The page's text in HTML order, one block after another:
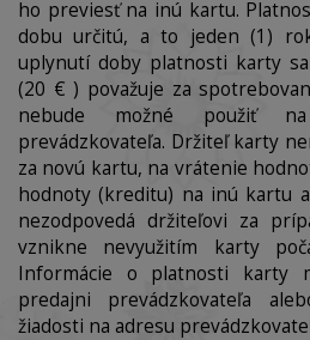
ho previesť na inú kartu.
dobu určitú, a to jeden (1)
uplynutí doby platnosti karty
(20 € ) považuje za
nebude možné použiť
prevádzkovateľa. Držiteľ karty
za novú kartu, na vrátenie
hodnoty (kreditu) na inú kartu
nezodpovedá držiteľovi za
vznikne nevyužitím karty
Informácie o platnosti karty
predajni prevádzkovateľa
žiadosti na adresu